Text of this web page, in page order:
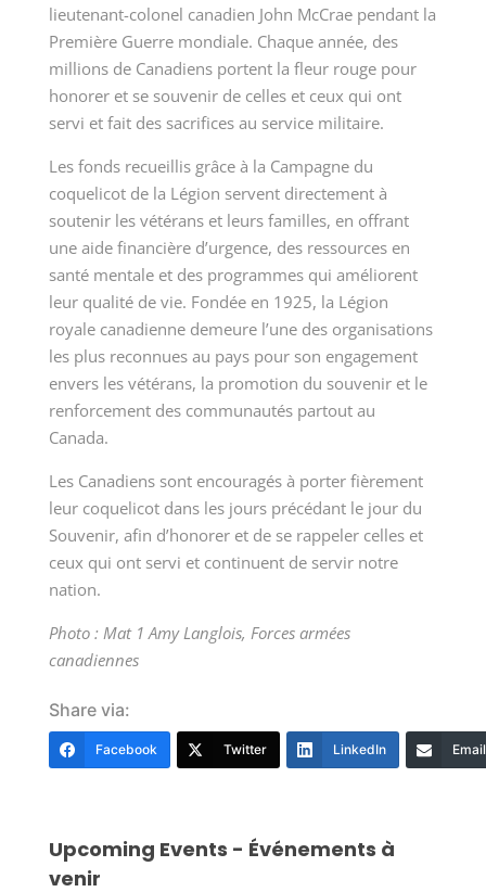
lieutenant-colonel canadien John McCrae pendant la
Première Guerre mondiale. Chaque année, des
millions de Canadiens portent la fleur rouge pour
honorer et se souvenir de celles et ceux qui ont
servi et fait des sacrifices au service militaire.
Les fonds recueillis grâce à la Campagne du
coquelicot de la Légion servent directement à
soutenir les vétérans et leurs familles, en offrant
une aide financière d’urgence, des ressources en
santé mentale et des programmes qui améliorent
leur qualité de vie. Fondée en 1925, la Légion
royale canadienne demeure l’une des organisations
les plus reconnues au pays pour son engagement
envers les vétérans, la promotion du souvenir et le
renforcement des communautés partout au
Canada.
Les Canadiens sont encouragés à porter fièrement
leur coquelicot dans les jours précédant le jour du
Souvenir, afin d’honorer et de se rappeler celles et
ceux qui ont servi et continuent de servir notre
nation.
Photo : Mat 1 Amy Langlois, Forces armées
canadiennes
Share via:
Facebook Twitter LinkedIn Email
Upcoming Events - Événements à
venir